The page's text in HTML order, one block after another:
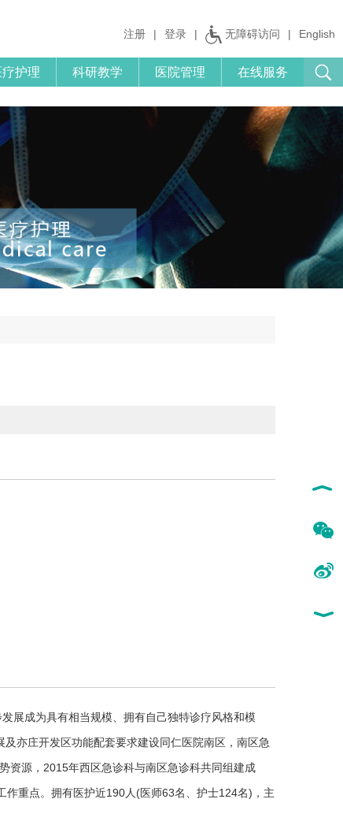
注册 | 登录 | 无障碍访问 | English
疗护理 科研教学 医院管理 在线服务
展成为具有相当规模、拥有自己独特诊疗风格和模
亦庄开发区功能配套要求建设同仁医院南区，南区急
资源，2015年西区急诊科与南区急诊科共同组建成
作重点。拥有医护近190人(医师63名、护士124名)，主